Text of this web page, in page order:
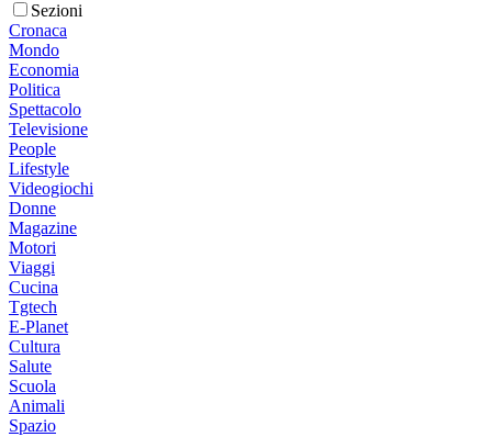
Sezioni
Cronaca
Mondo
Economia
Politica
Spettacolo
Televisione
People
Lifestyle
Videogiochi
Donne
Magazine
Motori
Viaggi
Cucina
Tgtech
E-Planet
Cultura
Salute
Scuola
Animali
Spazio